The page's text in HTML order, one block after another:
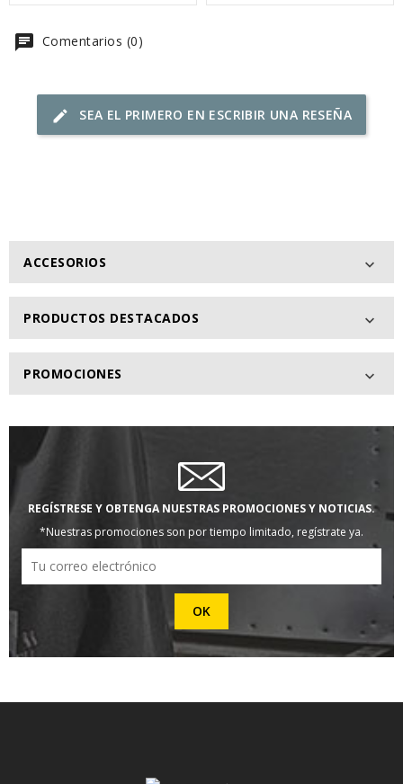
chat Comentarios (0)
edit SEA EL PRIMERO EN ESCRIBIR UNA RESEÑA
ACCESORIOS 
PRODUCTOS DESTACADOS 
PROMOCIONES 
REGÍSTRESE Y OBTENGA NUESTRAS PROMOCIONES Y NOTICIAS.
*Nuestras promociones son por tiempo limitado, regístrate ya.